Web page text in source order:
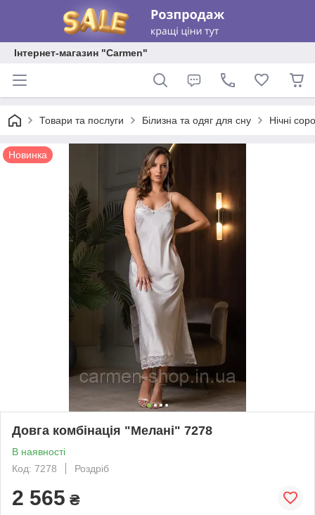
Інтернет-магазин "Carmen"
Товари та послуги Білизна та одяг для сну Нічні
Новинка
Довга комбінація "Мелані" 7278
В наявності
Код: 7278
Роздріб
2 565 ₴